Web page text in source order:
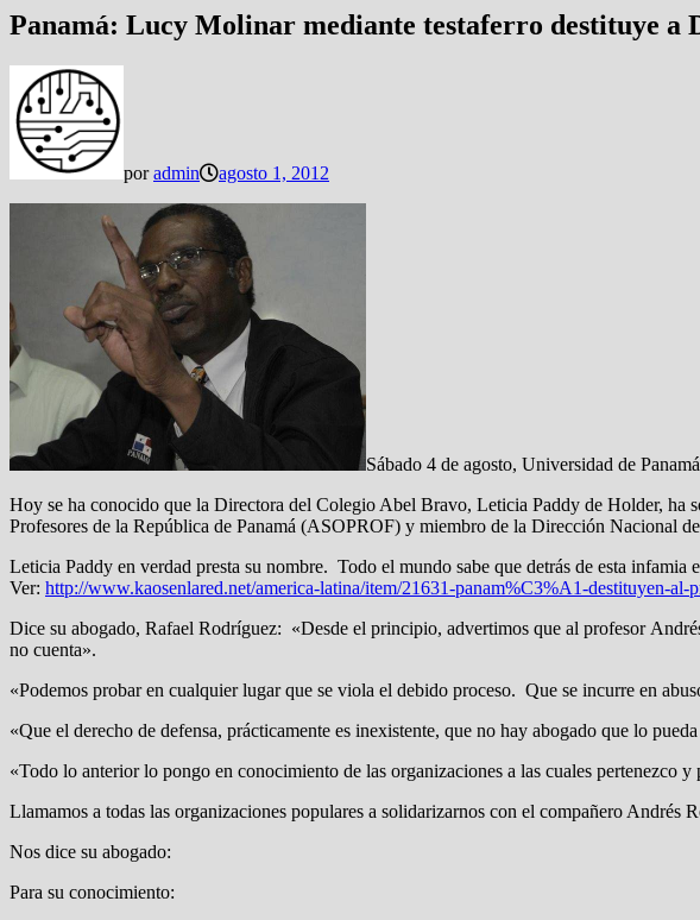
Panamá: Lucy Molinar mediante testaferro destituye a
poradmin agosto 1, 2012
Sábado 4 de agosto, Universidad de
Hoy se ha conocido que la Directora del Colegio Abel Bravo, Leticia Paddy de Holder,
Profesores de la República de Panamá (ASOPROF) y miembro de la Dirección Nacional
Leticia Paddy en verdad presta su nombre. Todo el mundo sabe que detrás de esta
Ver: http://www.kaosenlared.net/america-latina/item/21631-panam%C3%A1-destituyen-
Dice su abogado, Rafael Rodríguez: «Desde el principio, advertimos que al profesor
no cuenta».
«Podemos probar en cualquier lugar que se viola el debido proceso. Que se incurre en
«Que el derecho de defensa, prácticamente es inexistente, que no hay abogado que lo
«Todo lo anterior lo pongo en conocimiento de las organizaciones a las cuales pertenezco
Llamamos a todas las organizaciones populares a solidarizarnos con el compañero Andrés
Nos dice su abogado:
Para su conocimiento: